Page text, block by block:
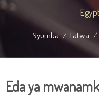
Nyumba Fatwa
Eda ya